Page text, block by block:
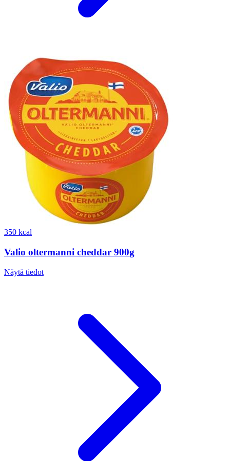
350 kcal
Valio oltermanni cheddar 900g
Näytä tiedot